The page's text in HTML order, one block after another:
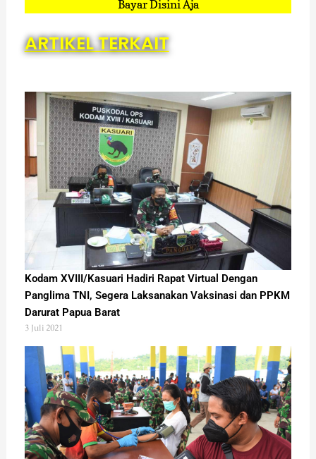
Bayar Disini Aja
ARTIKEL TERKAIT
Kodam XVIII/Kasuari Hadiri Rapat Virtual Dengan
Panglima TNI, Segera Laksanakan Vaksinasi dan PPKM
Darurat Papua Barat
3 Juli 2021